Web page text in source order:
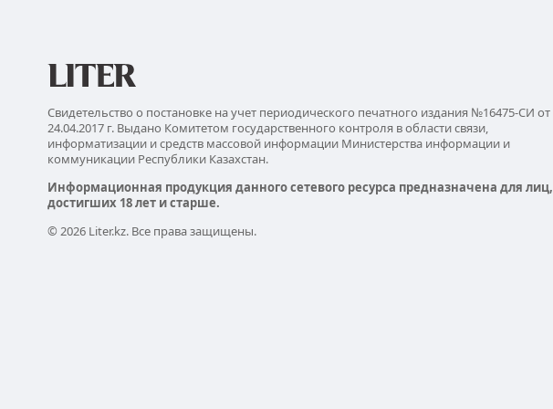
Свидетельство о постановке на учет периодического печатного издания №16475-СИ от
24.04.2017 г. Выдано Комитетом государственного контроля в области связи,
информатизации и средств массовой информации Министерства информации и
коммуникации Республики Казахстан.
Информационная продукция данного сетевого ресурса предназначена для лиц,
достигших 18 лет и старше.
© 2026 Liter.kz. Все права защищены.